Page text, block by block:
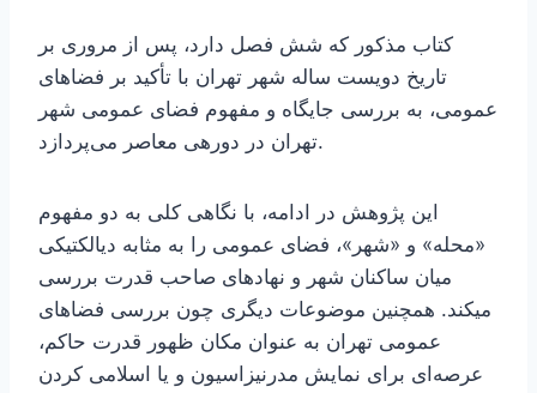
کتاب مذکور که شش فصل دارد، پس از مروری بر
تاریخ دویست ساله شهر تهران با تأکید بر فضاهای
عمومی، به بررسی جایگاه و مفهوم فضای عمومی شهر
تهران در دورهی معاصر می‌پردازد.
این پژوهش در ادامه، با نگاهی کلی به دو مفهوم
«محله» و «شهر»، فضای عمومی را به مثابه دیالکتیکی
میان ساکنان شهر و نهادهای صاحب قدرت بررسی
میکند. همچنین موضوعات دیگری چون بررسی فضاهای
عمومی تهران به عنوان مکان ظهور قدرت حاکم،
عرصه‌ای برای نمایش مدرنیزاسیون و یا اسلامی کردن